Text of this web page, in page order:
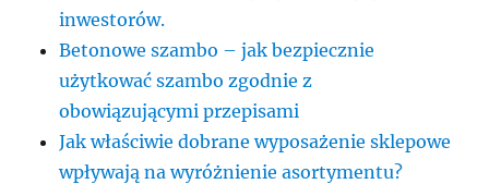
inwestorów.
Betonowe szambo – jak bezpiecznie
użytkować szambo zgodnie z
obowiązującymi przepisami
Jak właściwie dobrane wyposażenie sklepowe
wpływają na wyróżnienie asortymentu?